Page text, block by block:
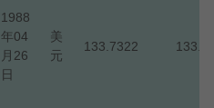
1988
年04
月26
日
美
元
133.7322